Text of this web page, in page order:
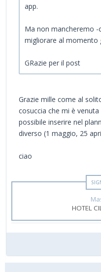
app.
Ma non mancheremo
migliorare al momento
GRazie per il post
Grazie mille come al
cosuccia che mi è
possibile inserire nel
diverso (1 maggio, 25
ciao
HOTEL